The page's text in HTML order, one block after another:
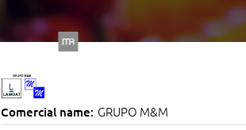
Comercial name: GRUPO M&M